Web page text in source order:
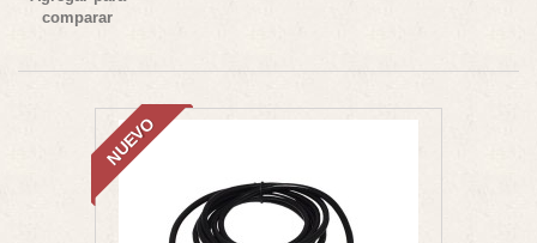
comparar
NUEVO